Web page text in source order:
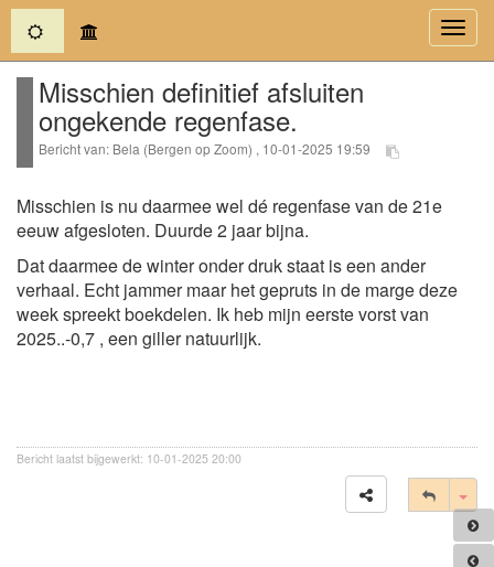
(current)
Misschien definitief afsluiten
ongekende regenfase.
Bericht van: Bela (Bergen op Zoom) , 10-01-2025 19:59
Misschien is nu daarmee wel dé regenfase van de 21e
eeuw afgesloten. Duurde 2 jaar bijna.
Dat daarmee de winter onder druk staat is een ander
verhaal. Echt jammer maar het gepruts in de marge deze
week spreekt boekdelen. Ik heb mijn eerste vorst van
2025..-0,7 , een giller natuurlijk.
Bericht laatst bijgewerkt: 10-01-2025 20:00